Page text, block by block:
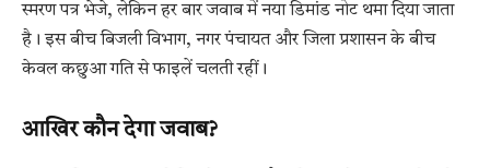
स्मरण पत्र भेजे, लेकिन हर बार जवाब में नया डिमांड नोट थमा दिया जाता
है। इस बीच बिजली विभाग, नगर पंचायत और जिला प्रशासन के बीच
केवल कछुआ गति से फाइलें चलती रहीं।
आखिर कौन देगा जवाब?